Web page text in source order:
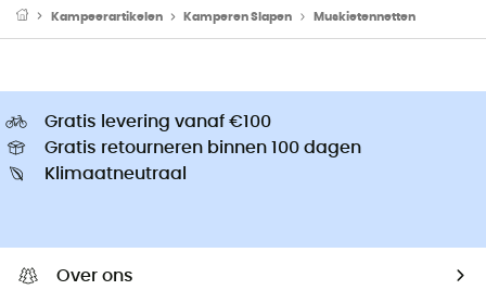
Kampeerartikelen Kamperen Slapen Muskietennetten
Gratis levering vanaf €100
Gratis retourneren binnen 100 dagen
Klimaatneutraal
Over ons